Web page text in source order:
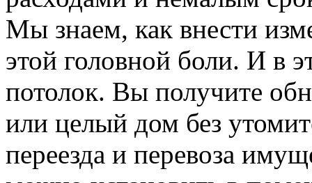
Мы знаем, как внести
этой головной боли. И в
потолок. Вы получите
или целый дом без
переезда и перевоза